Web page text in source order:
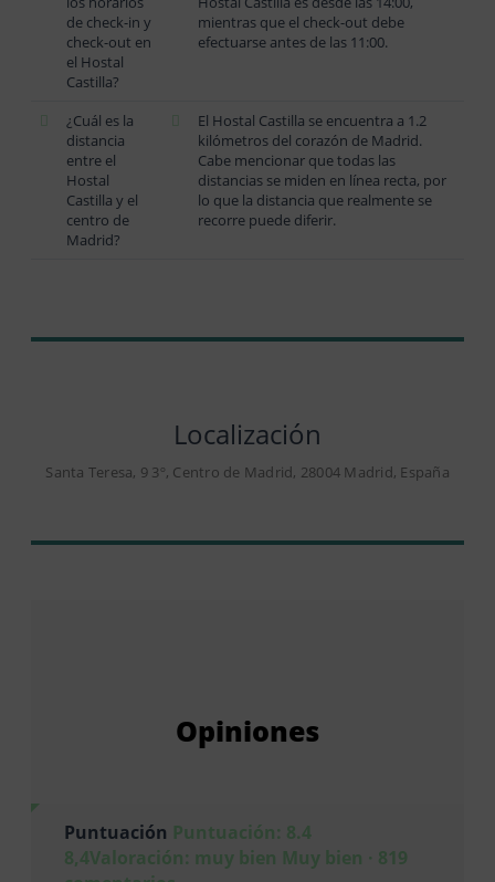
de check-in y
check-out en
el Hostal
Castilla?
mientras que el check-out debe
efectuarse antes de las 11:00.
¿Cuál es la
distancia
entre el
Hostal
Castilla y el
centro de
Madrid?
El Hostal Castilla se encuentra a 1.2
kilómetros del corazón de Madrid.
Cabe mencionar que todas las
distancias se miden en línea recta, por
lo que la distancia que realmente se
recorre puede diferir.
Localización
Santa Teresa, 9 3º, Centro de Madrid, 28004 Madrid, España
Opiniones
Puntuación Puntuación: 8.4
8,4Valoración: muy bien Muy bien · 819